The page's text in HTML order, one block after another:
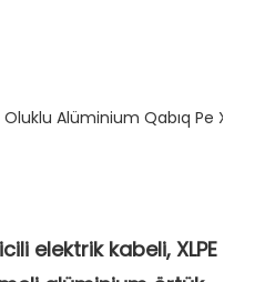
elektrik kabeli, XLPE